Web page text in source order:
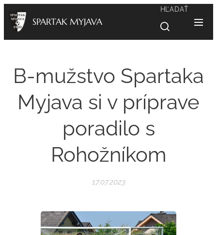
SPARTAK MYJAVA
HĽADAŤ
B-mužstvo Spartaka
Myjava si v príprave
poradilo s
Rohožníkom
17.07.2023